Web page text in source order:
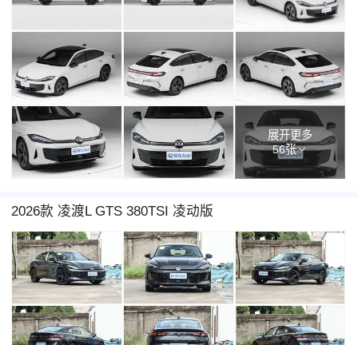
展开更多
56张
2026款 凌渡L GTS 380TSI 凌动版